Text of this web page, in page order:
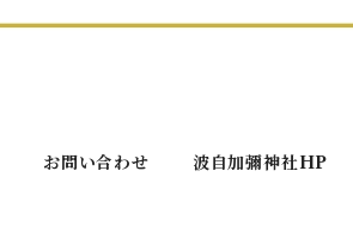
お問い合わせ 波自加彌神社HP